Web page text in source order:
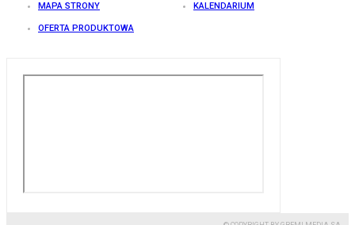
MAPA STRONY KALENDARIUM
OFERTA PRODUKTOWA